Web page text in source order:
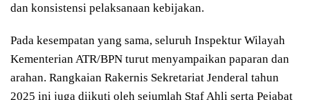
dan konsistensi pelaksanaan kebijakan.
Pada kesempatan yang sama, seluruh Inspektur Wilayah
Kementerian ATR/BPN turut menyampaikan paparan dan
arahan. Rangkaian Rakernis Sekretariat Jenderal tahun
2025 ini juga diikuti oleh sejumlah Staf Ahli serta Pejabat